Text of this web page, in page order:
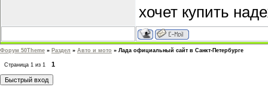
хочет купить
Форум 50Theme » Раздел » Авто и мото » Лада официальный сайт в Санкт-Петербурге
Страница 1 из 1 1